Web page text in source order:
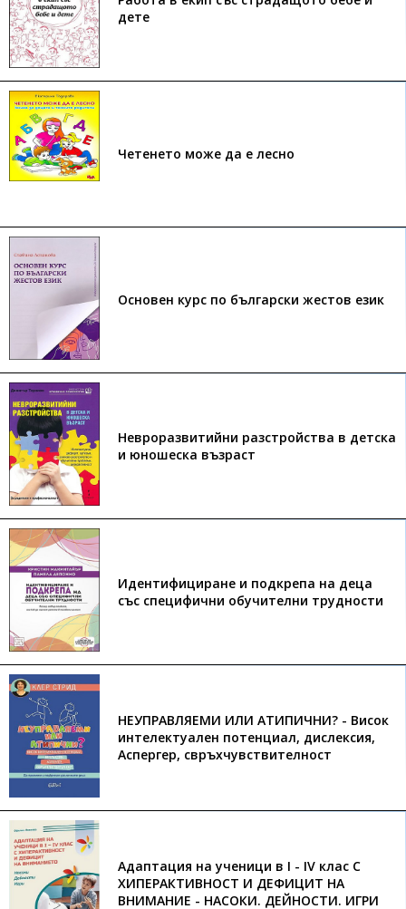
дете
Четенето може да е лесно
Основен курс по български жестов език
Невроразвитийни разстройства в детска
и юношеска възраст
Идентифициране и подкрепа на деца
със специфични обучителни трудности
НЕУПРАВЛЯЕМИ ИЛИ АТИПИЧНИ? - Висок
интелектуален потенциал, дислексия,
Аспергер, свръхчувствителност
Адаптация на ученици в I - IV клас С
ХИПЕРАКТИВНОСТ И ДЕФИЦИТ НА
ВНИМАНИЕ - НАСОКИ. ДЕЙНОСТИ. ИГРИ